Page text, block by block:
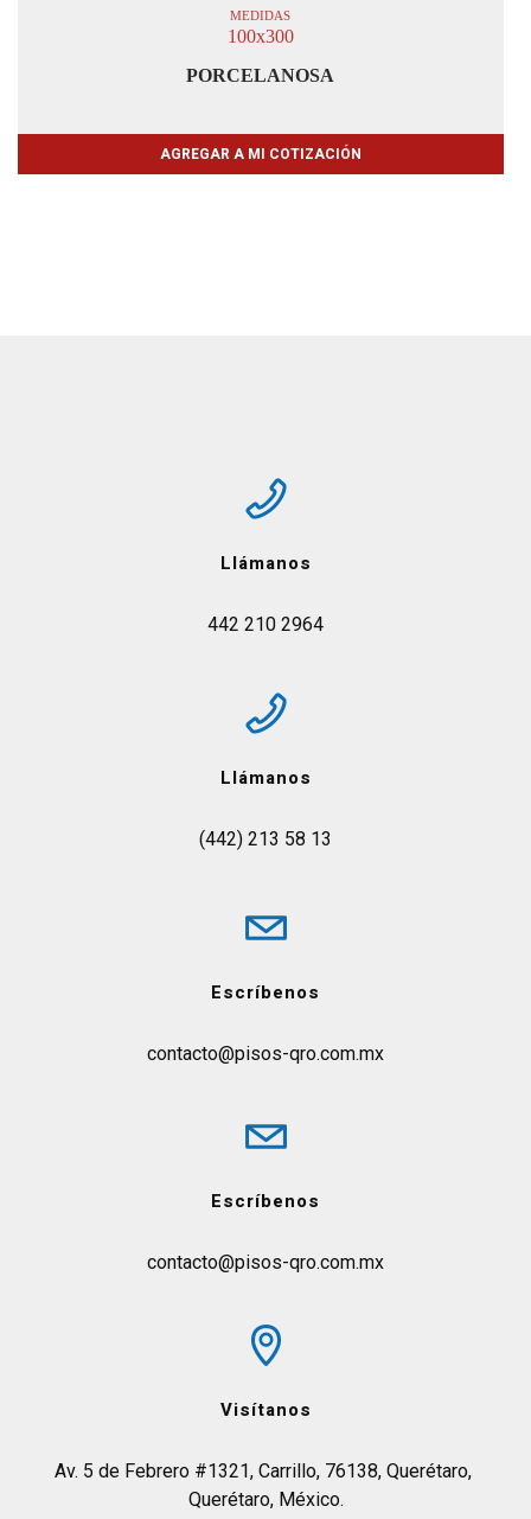
MEDIDAS
100x300
PORCELANOSA
AGREGAR A MI COTIZACIÓN
Llámanos
442 210 2964
Llámanos
(442) 213 58 13
Escríbenos
contacto@pisos-qro.com.mx
Escríbenos
contacto@pisos-qro.com.mx
Visítanos
Av. 5 de Febrero #1321, Carrillo, 76138, Querétaro,
Querétaro, México.